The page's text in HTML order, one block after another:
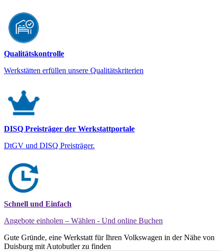
Qualitätskontrolle
Werkstätten erfüllen unsere Qualitätskriterien
DISQ Preisträger der Werkstattportale
DtGV und DISQ Preisträger.
Schnell und Einfach
Angebote einholen – Wählen - Und online Buchen
Gute Gründe, eine Werkstatt für Ihren Volkswagen in der Nähe von
Duisburg mit Autobutler zu finden